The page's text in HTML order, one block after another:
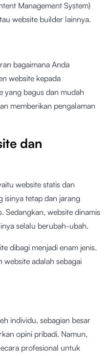
Management System)
website builder lainnya.
bagaimana Anda
website kepada
yang bagus dan mudah
memberikan pengalaman
dan
website statis dan
isinya tetap dan jarang
Sedangkan, website dinamis
selalu berubah-ubah.
dibagi menjadi enam jenis.
adalah sebagai
individu, sebagian besar
opini pribadi. Namun,
profesional untuk